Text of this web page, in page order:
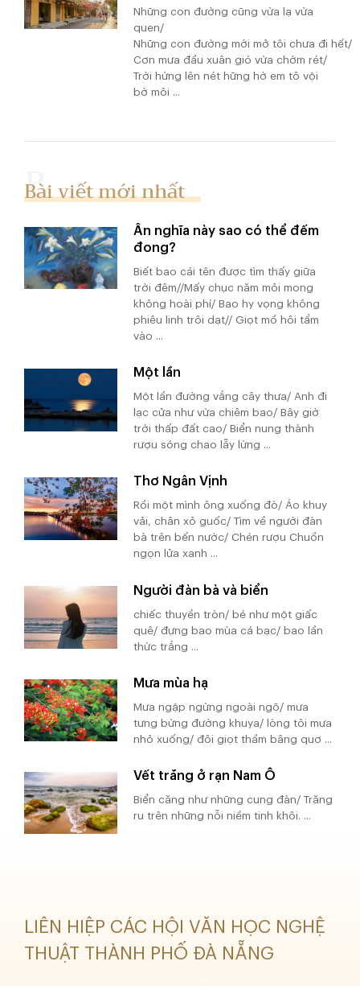
Những con đường cũng vừa lạ vừa
quen/
Những con đường mới mở tôi chưa đi hết/
Cơn mưa đầu xuân gió vừa chớm rét/
Trời hừng lên nét hững hờ em tô vội
bờ môi ...
Bài viết mới nhất
Ân nghĩa này sao có thể đếm
đong?
Biết bao cái tên được tìm thấy giữa
trời đêm//Mấy chục năm mỏi mong
không hoài phí/ Bao hy vọng không
phiêu linh trôi dạt// Giọt mồ hôi tẩm
vào ...
Một lần
Một lần đường vắng cây thưa/ Anh đi
lạc cửa như vừa chiêm bao/ Bây giờ
trời thấp đất cao/ Biển nung thành
rượu sóng chao lẫy lừng ...
Thơ Ngân Vịnh
Rồi một mình ông xuống đò/ Áo khuy
vải, chân xỏ guốc/ Tìm về người đàn
bà trên bến nước/ Chén rượu Chuồn
ngọn lửa xanh ...
Người đàn bà và biển
chiếc thuyền tròn/ bé như một giấc
quê/ đựng bao mùa cá bạc/ bao lần
thức trắng ...
Mưa mùa hạ
Mưa ngập ngừng ngoài ngõ/ mưa
tưng bừng đường khuya/ lòng tôi mưa
nhỏ xuống/ đôi giọt thầm bâng quơ ...
Vết trăng ở rạn Nam Ô
Biển căng như những cung đàn/ Trăng
ru trên những nỗi niềm tinh khôi. ...
LIÊN HIỆP CÁC HỘI VĂN HỌC NGHỆ
THUẬT THÀNH PHỐ ĐÀ NẴNG